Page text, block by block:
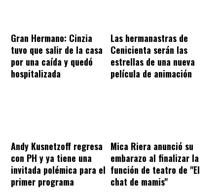
Gran Hermano: Cinzia
tuvo que salir de la casa
por una caída y quedó
hospitalizada
Las hermanastras de
Cenicienta serán las
estrellas de una nueva
película de animación
Andy Kusnetzoff regresa
con PH y ya tiene una
invitada polémica para el
primer programa
Mica Riera anunció su
embarazo al finalizar la
función de teatro de "El
chat de mamis"